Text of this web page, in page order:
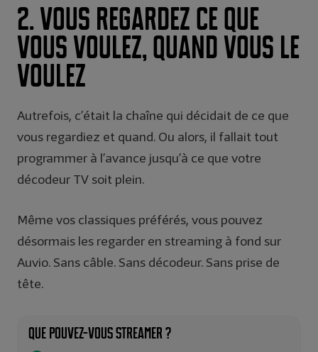
2. Vous regardez ce que
vous voulez, quand vous le
voulez
Autrefois, c’était la chaîne qui décidait de ce que
vous regardiez et quand. Ou alors, il fallait tout
programmer à l’avance jusqu’à ce que votre
décodeur TV soit plein.
Même vos classiques préférés, vous pouvez
désormais les regarder en streaming à fond sur
Auvio. Sans câble. Sans décodeur. Sans prise de
tête.
Que pouvez-vous streamer ?